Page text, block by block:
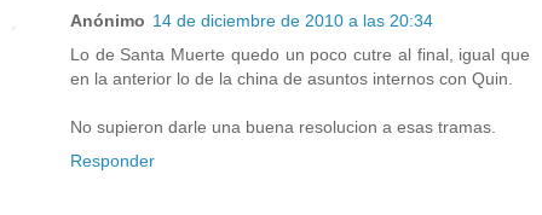
Anónimo 14 de diciembre de 2010 a las 20:34
Lo de Santa Muerte quedo un poco cutre al final, igual que
en la anterior lo de la china de asuntos internos con Quin.
No supieron darle una buena resolucion a esas tramas.
Responder